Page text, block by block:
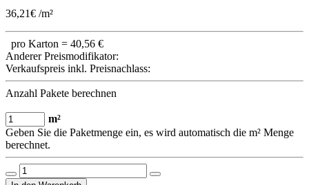
36,21€ /m²
pro Karton = 40,56 €
Anderer Preismodifikator:
Verkaufspreis inkl. Preisnachlass:
Anzahl Pakete berechnen
m²
Geben Sie die Paketmenge ein, es wird automatisch die m² Menge
berechnet.